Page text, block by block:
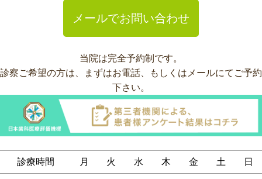
メールでお問い合わせ
当院は完全予約制です。
診察ご希望の方は、まずはお電話、もしくはメールにてご予約
下さい。
診療時間 月 火 水 木 金 土 日